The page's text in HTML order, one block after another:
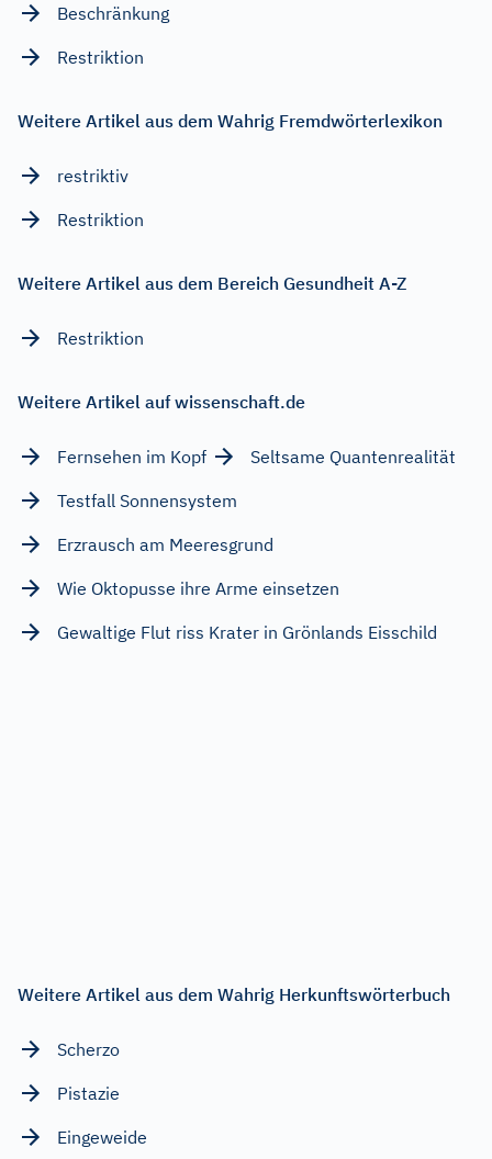
Beschränkung
Restriktion
Weitere Artikel aus dem Wahrig Fremdwörterlexikon
restriktiv
Restriktion
Weitere Artikel aus dem Bereich Gesundheit A-Z
Restriktion
Weitere Artikel auf wissenschaft.de
Fernsehen im Kopf
Seltsame Quantenrealität
Testfall Sonnensystem
Erzrausch am Meeresgrund
Wie Oktopusse ihre Arme einsetzen
Gewaltige Flut riss Krater in Grönlands Eisschild
Weitere Artikel aus dem Wahrig Herkunftswörterbuch
Scherzo
Pistazie
Eingeweide